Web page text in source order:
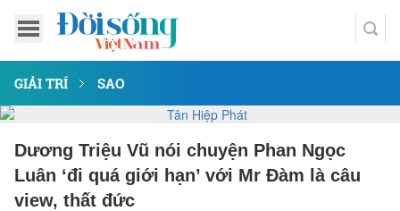
GIẢI TRÍ SAO
Dương Triệu Vũ nói chuyện Phan Ngọc
Luân ‘đi quá giới hạn’ với Mr Đàm là câu
view, thất đức